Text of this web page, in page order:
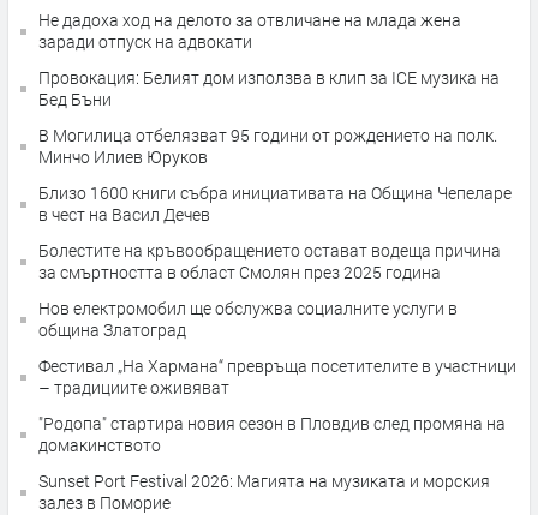
Не дадоха ход на делото за отвличане на млада жена
заради отпуск на адвокати
Провокация: Белият дом използва в клип за ICE музика на
Бед Бъни
В Могилица отбелязват 95 години от рождението на полк.
Минчо Илиев Юруков
Близо 1600 книги събра инициативата на Община Чепеларе
в чест на Васил Дечев
Болестите на кръвообращението остават водеща причина
за смъртността в област Смолян през 2025 година
Нов електромобил ще обслужва социалните услуги в
община Златоград
Фестивал „На Хармана“ превръща посетителите в участници
– традициите оживяват
"Родопа" стартира новия сезон в Пловдив след промяна на
домакинството
Sunset Port Festival 2026: Магията на музиката и морския
залез в Поморие